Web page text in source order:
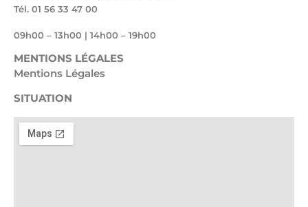
Tél. 01 56 33 47 00
09h00 – 13h00 | 14h00 – 19h00
MENTIONS LÉGALES
Mentions Légales
SITUATION